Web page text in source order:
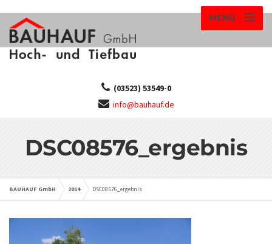
MENÜ
(03523) 53549-0
info@bauhauf.de
DSC08576_ergebnis
BAUHAUF GmbH 2014 DSC08576_ergebnis